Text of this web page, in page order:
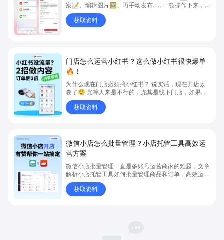
案📝、编辑图片🖼️、再手动发布……一顿操作下来，
至少半小时起步吧？😅但现在，只需要扫码或者碰一
碰 ，系统就能帮你自动生成笔记框架！👇 为什么能
30秒即可发一篇笔记？
获取资料
门店怎么运营小红书？这么做小红书很快爆单
🔥！
为什么现在门店必须搞小红书？ 说实话，现在开店太
卷了😮‍💨 光等人来是不行的，尤其是线下门店，如果你
还没开始做小红书，那真的就是“闭着眼放弃客流”🚪
💸 获取资料
微信小店怎么批量管理？小店托管工具高效运
营方案
微信小店批量管理一直是多账号运营商家的难题，文章
解析小店托管工具如何批量管理商品和订单，高效运营
多账号微信小店。通过智能同步、AI运营托管和丰富营
销玩法，全面提升门店管理效率。点击了解微信小店批
量管理、高效托管的实用方案！
获取资料